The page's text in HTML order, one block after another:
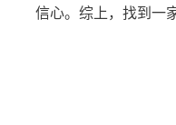
信心。综上，找到一